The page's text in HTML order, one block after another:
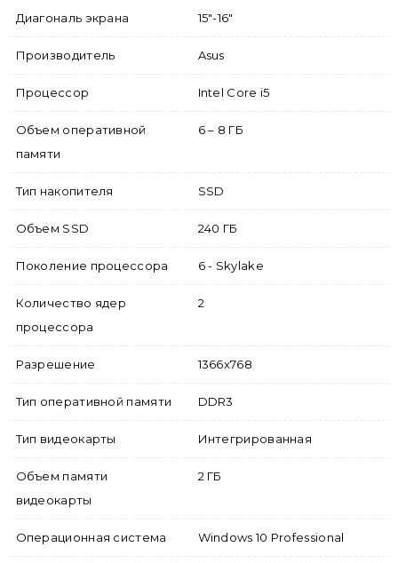
Диагональ экрана 15"-16"
Производитель Asus
Процессор Intel Core i5
Объем оперативной
памяти
6 – 8 ГБ
Тип накопителя SSD
Объем SSD 240 ГБ
Поколение процессора 6 - Skylake
Количество ядер
процессора
2
Разрешение 1366x768
Тип оперативной памяти DDR3
Тип видеокарты Интегрированная
Объем памяти
видеокарты
2 ГБ
Операционная система Windows 10 Professional